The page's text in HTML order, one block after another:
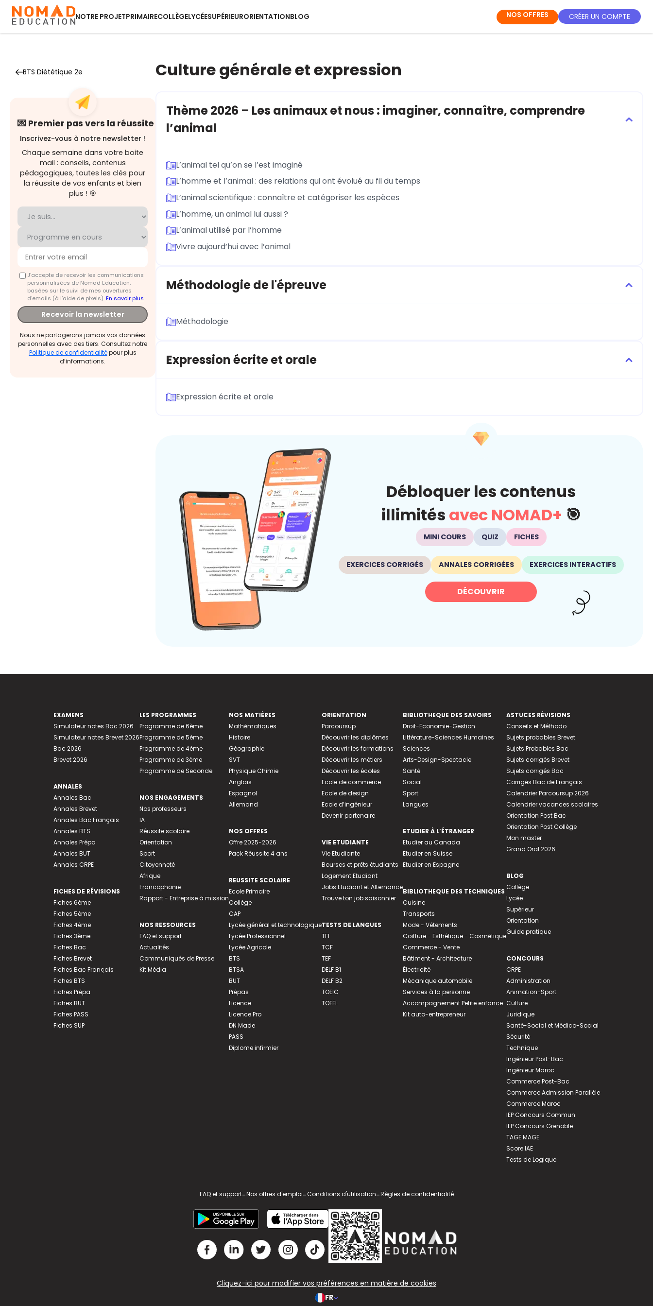
NOTRE PROJETPRIMAIRECOLLÈGELYCÉESUPÉRIEURORIENTATIONBLOG NOS OFFRES CRÉER UN COMPTE
BTS Diététique 2e
💌 Premier pas vers la réussite
Inscrivez-vous à notre newsletter !
Chaque semaine dans votre boite
mail : conseils, contenus
pédagogiques, toutes les clés pour
la réussite de vos enfants et bien
plus ! 🎯
J'accepte de recevoir les communications
personnalisées de Nomad Education,
basées sur le suivi de mes ouvertures
d'emails (à l’aide de pixels).En savoir plus
Recevoir la newsletter
Nous ne partagerons jamais vos données
personnelles avec des tiers. Consultez notre
Politique de confidentialitépour plus
d’informations.
Culture générale et expression
Thème 2026 – Les animaux et nous : imaginer, connaître, comprendre
l’animal
L’animal tel qu’on se l’est imaginé
L’homme et l’animal : des relations qui ont évolué au fil du temps
L’animal scientifique : connaître et catégoriser les espèces
L’homme, un animal lui aussi ?
L’animal utilisé par l’homme
Vivre aujourd’hui avec l’animal
Méthodologie de l'épreuve
Méthodologie
Expression écrite et orale
Expression écrite et orale
Débloquer les contenus
illimités avec NOMAD+ 🎯
MINI COURS QUIZ FICHES
EXERCICES CORRIGÉS ANNALES CORRIGÉES EXERCICES INTERACTIFS
DÉCOUVRIR
EXAMENS
Simulateur notes Bac 2026
Simulateur notes Brevet 2026
Bac 2026
Brevet 2026
ANNALES
Annales Bac
Annales Brevet
Annales Bac Français
Annales BTS
Annales Prépa
Annales BUT
Annales CRPE
FICHES DE RÉVISIONS
Fiches 6ème
Fiches 5ème
Fiches 4ème
Fiches 3ème
Fiches Bac
Fiches Brevet
Fiches Bac Français
Fiches BTS
Fiches Prépa
Fiches BUT
Fiches PASS
Fiches SUP
LES PROGRAMMES
Programme de 6ème
Programme de 5ème
Programme de 4ème
Programme de 3ème
Programme de Seconde
NOS ENGAGEMENTS
Nos professeurs
IA
Réussite scolaire
Orientation
Sport
Citoyenneté
Afrique
Francophonie
Rapport - Entreprise à mission
NOS RESSOURCES
FAQ et support
Actualités
Communiqués de Presse
Kit Média
NOS MATIÈRES
Mathématiques
Histoire
Géographie
SVT
Physique Chimie
Anglais
Espagnol
Allemand
NOS OFFRES
Offre 2025-2026
Pack Réussite 4 ans
REUSSITE SCOLAIRE
Ecole Primaire
Collège
CAP
Lycée général et technologique
Lycée Professionnel
Lycée Agricole
BTS
BTSA
BUT
Prépas
Licence
Licence Pro
DN Made
PASS
Diplome infirmier
ORIENTATION
Parcoursup
Découvrir les diplômes
Découvrir les formations
Découvrir les métiers
Découvrir les écoles
Ecole de commerce
Ecole de design
Ecole d’ingénieur
Devenir partenaire
VIE ETUDIANTE
Vie Etudiante
Bourses et prêts étudiants
Logement Etudiant
Jobs Etudiant et Alternance
Trouve ton job saisonnier
TESTS DE LANGUES
TFI
TCF
TEF
DELF B1
DELF B2
TOEIC
TOEFL
BIBLIOTHEQUE DES SAVOIRS
Droit-Economie-Gestion
Littérature-Sciences Humaines
Sciences
Arts-Design-Spectacle
Santé
Social
Sport
Langues
ETUDIER À L’ÉTRANGER
Etudier au Canada
Etudier en Suisse
Etudier en Espagne
BIBLIOTHEQUE DES TECHNIQUES
Cuisine
Transports
Mode - Vêtements
Coiffure - Esthétique - Cosmétique
Commerce - Vente
Bâtiment - Architecture
Électricité
Mécanique automobile
Services à la personne
Accompagnement Petite enfance
Kit auto-entrepreneur
ASTUCES RÉVISIONS
Conseils et Méthodo
Sujets probables Brevet
Sujets Probables Bac
Sujets corrigés Brevet
Sujets corrigés Bac
Corrigés Bac de Français
Calendrier Parcoursup 2026
Calendrier vacances scolaires
Orientation Post Bac
Orientation Post Collège
Mon master
Grand Oral 2026
BLOG
Collège
Lycée
Supérieur
Orientation
Guide pratique
CONCOURS
CRPE
Administration
Animation-Sport
Culture
Juridique
Santé-Social et Médico-Social
Sécurité
Technique
Ingénieur Post-Bac
Ingénieur Maroc
Commerce Post-Bac
Commerce Admission Parallèle
Commerce Maroc
IEP Concours Commun
IEP Concours Grenoble
TAGE MAGE
Score IAE
Tests de Logique
FAQ et support-Nos offres d'emploi-Conditions d'utilisation-Règles de confidentialité
Cliquez-ici pour modifier vos préférences en matière de cookies
FR